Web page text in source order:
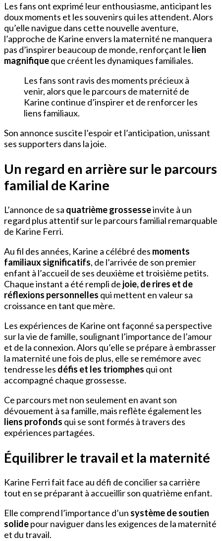
Les fans ont exprimé leur enthousiasme, anticipant les
doux moments et les souvenirs qui les attendent. Alors
qu’elle navigue dans cette nouvelle aventure,
l’approche de Karine envers la maternité ne manquera
pas d’inspirer beaucoup de monde, renforçant le lien
magnifiqueque créent les dynamiques familiales.
Les fans sont ravis des moments précieux à
venir, alors que le parcours de maternité de
Karine continue d’inspirer et de renforcer les
liens familiaux.
Son annonce suscite l’espoir et l’anticipation, unissant
ses supporters dans la joie.
Un regard en arrière sur le parcours
familial de Karine
L’annonce de sa quatrième grossesseinvite à un
regard plus attentif sur le parcours familial remarquable
de Karine Ferri.
Au fil des années, Karine a célébré des moments
familiaux significatifs, de l’arrivée de son premier
enfant à l’accueil de ses deuxième et troisième petits.
Chaque instant a été rempli de joie, de rires et de
réflexions personnelles qui mettent en valeur sa
croissance en tant que mère.
Les expériences de Karine ont façonné sa perspective
sur la vie de famille, soulignant l’importance de l’amour
et de la connexion. Alors qu’elle se prépare à embrasser
la maternité une fois de plus, elle se remémore avec
tendresse les défis et les triomphes qui ont
accompagné chaque grossesse.
Ce parcours met non seulement en avant son
dévouement à sa famille, mais reflète également les
liens profonds qui se sont formés à travers des
expériences partagées.
Équilibrer le travail et la maternité
Karine Ferri fait face au défi de concilier sa carrière
tout en se préparant à accueillir son quatrième enfant.
Elle comprend l’importance d’un système de soutien
solidepour naviguer dans les exigences de la maternité
et du travail.